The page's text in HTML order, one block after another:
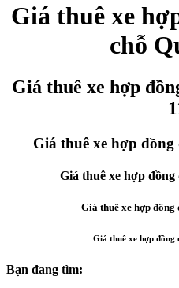
Giá thuê xe
chỗ
Giá thuê xe hợp
Giá thuê xe hợp
Giá thuê xe hợp đồng
Giá thuê xe hợp đồng
Giá thuê xe hợp đồng
Bạn đang tìm: